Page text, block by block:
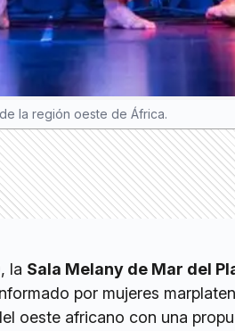
la región oeste de África.
la Sala Melany de Mar del
por mujeres
oeste africano con una